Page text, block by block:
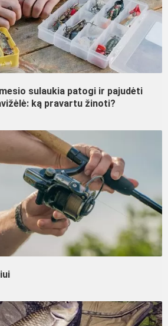
sulaukia patogi ir pajudėti
ką pravartu žinoti?